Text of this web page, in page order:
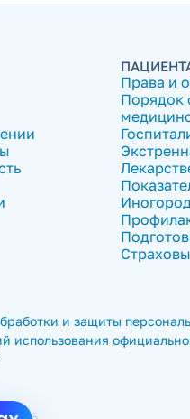
Права и
Порядок
и защиты
использования